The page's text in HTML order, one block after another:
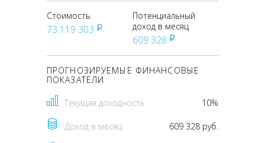
Стоимость
73 119 303 pуб
Потенциальный
доход в месяц
609 328 pуб
ПРОГНОЗИРУЕМЫЕ ФИНАНСОВЫЕ
ПОКАЗАТЕЛИ
Текущая доходность 10%
Доход в месяц 609 328 руб.